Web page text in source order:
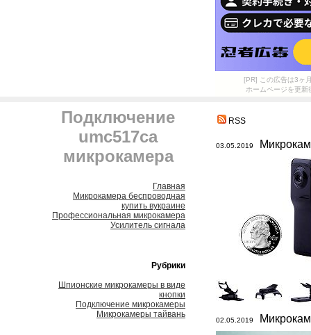
[PR] この広告は3ヶ
ホームページを更
Подключение
umc517ca
микрокамера
Главная
Микрокамера беспроводная
купить вукраине
Профессиональная микрокамера
Усилитель сигнала
Рубрики
Шпионские микрокамеры в виде
кнопки
Подключение микрокамеры
Микрокамеры тайвань
RSS
03.05.2019
02.05.2019